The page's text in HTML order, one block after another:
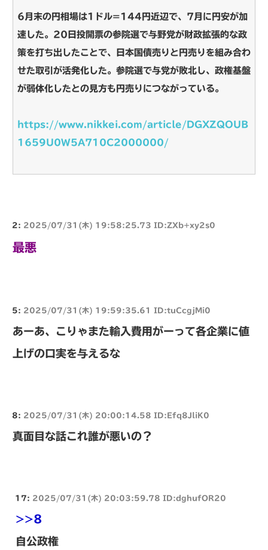
6月末の円相場は1ドル=144円近辺で、7月に円安が加
速した。20日投開票の参院選で与野党が財政拡張的な政
策を打ち出したことで、日本国債売りと円売りを組み合わ
せた取引が活発化した。参院選で与党が敗北し、政権基盤
が弱体化したとの見方も円売りにつながっている。
https://www.nikkei.com/article/DGXZQOUB
1659U0W5A710C2000000/
2: 2025/07/31(木) 19:58:25.73 ID:ZXb+xy2s0
最悪
5: 2025/07/31(木) 19:59:35.61 ID:tuCcgjMi0
あーあ、こりゃまた輸入費用がーって各企業に値
上げの口実を与えるな
8: 2025/07/31(木) 20:00:14.58 ID:Efq8JliK0
真面目な話これ誰が悪いの？
17: 2025/07/31(木) 20:03:59.78 ID:dghufOR20
>>8
自公政権